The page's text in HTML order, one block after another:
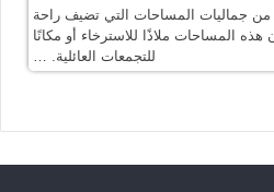
من جماليات المساحات التي تضيف راحة
المساحات ملاذًا للاسترخاء أو مكانًا
للتجمعات العائلية. …